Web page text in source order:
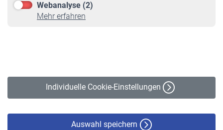
Webanalyse (2)
Mehr erfahren
Individuelle Cookie-Einstellungen
Auswahl speichern
Online-Rechner
VBLnewsletter
Erklärung zur Barrierefreiheit